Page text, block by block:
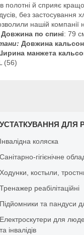
в полотні й сприяє
без застосування
нашій компанії
Довжина по спині: 79
Довжина
манжета
(56)
УСТАТКУВАННЯ ДЛЯ
Інвалідна коляска
Санітарно-гігієнічне
Ходунки, костыли,
Тренажер реабілітаційні
Підйомники та пандуси
Електроскутери для
та інвалідів